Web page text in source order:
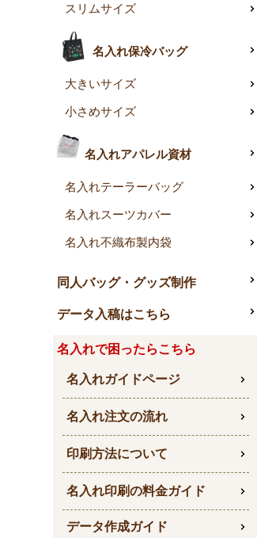
スリムサイズ
名入れ保冷バッグ
大きいサイズ
小さめサイズ
名入れアパレル資材
名入れテーラーバッグ
名入れスーツカバー
名入れ不織布製内袋
同人バッグ・グッズ制作
データ入稿はこちら
名入れで困ったらこちら
名入れガイドページ
名入れ注文の流れ
印刷方法について
名入れ印刷の料金ガイド
データ作成ガイド